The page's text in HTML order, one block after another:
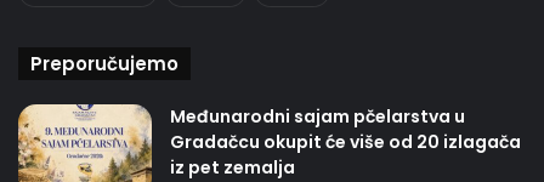
Preporučujemo
Međunarodni sajam pčelarstva u
Gradačcu okupit će više od 20 izlagača
iz pet zemalja